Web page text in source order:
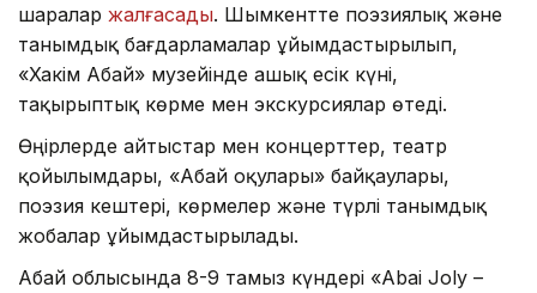
шаралар жалғасады. Шымкентте поэзиялық және
танымдық бағдарламалар ұйымдастырылып,
«Хакім Абай» музейінде ашық есік күні,
тақырыптық көрме мен экскурсиялар өтеді.
Өңірлерде айтыстар мен концерттер, театр
қойылымдары, «Абай оқулары» байқаулары,
поэзия кештері, көрмелер және түрлі танымдық
жобалар ұйымдастырылады.
Абай облысында 8-9 тамыз күндері «Abai Joly –